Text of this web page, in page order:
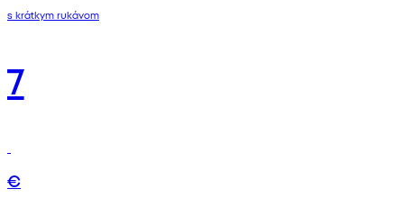
s krátkym rukávom
7
€